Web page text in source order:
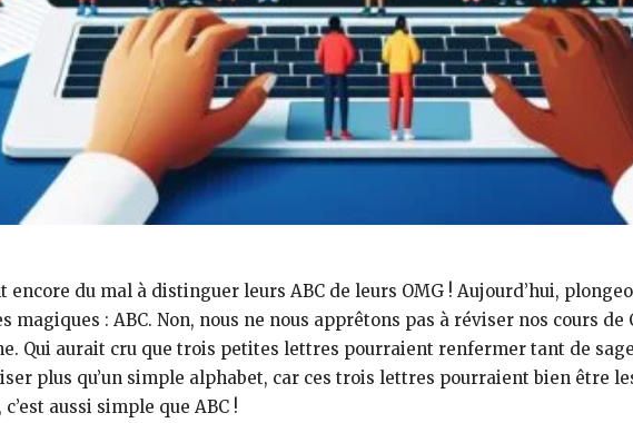
encore du mal à distinguer leurs ABC de leurs OMG ! Aujourd’hui,
: ABC. Non, nous ne nous apprêtons pas à réviser nos cours
Qui aurait cru que trois petites lettres pourraient renfermer tant de
plus qu’un simple alphabet, car ces trois lettres pourraient bien être
aussi simple que ABC !